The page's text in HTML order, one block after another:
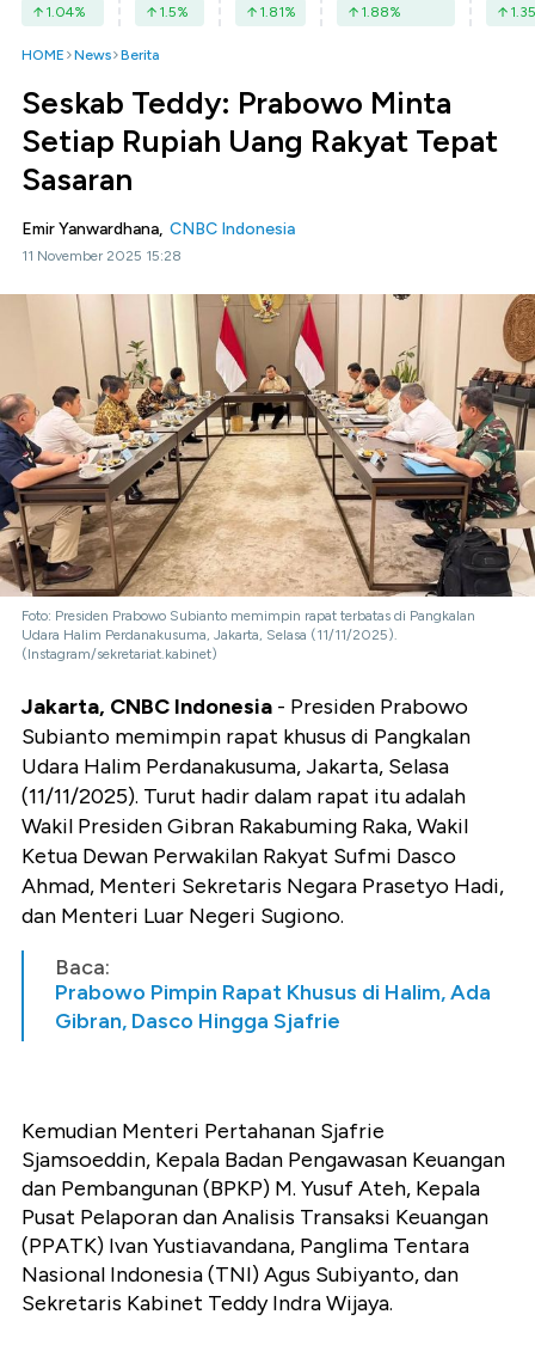
1.04% 1.5% 1.81% 1.88% 1.35
HOME News Berita
Seskab Teddy: Prabowo Minta
Setiap Rupiah Uang Rakyat Tepat
Sasaran
Emir Yanwardhana, CNBC Indonesia
11 November 2025 15:28
Foto: Presiden Prabowo Subianto memimpin rapat terbatas di Pangkalan
Udara Halim Perdanakusuma, Jakarta, Selasa (11/11/2025).
(Instagram/sekretariat.kabinet)
Jakarta, CNBC Indonesia - Presiden Prabowo
Subianto memimpin rapat khusus di Pangkalan
Udara Halim Perdanakusuma, Jakarta, Selasa
(11/11/2025). Turut hadir dalam rapat itu adalah
Wakil Presiden Gibran Rakabuming Raka, Wakil
Ketua Dewan Perwakilan Rakyat Sufmi Dasco
Ahmad, Menteri Sekretaris Negara Prasetyo Hadi,
dan Menteri Luar Negeri Sugiono.
Baca:
Prabowo Pimpin Rapat Khusus di Halim, Ada
Gibran, Dasco Hingga Sjafrie
Kemudian Menteri Pertahanan Sjafrie
Sjamsoeddin, Kepala Badan Pengawasan Keuangan
dan Pembangunan (BPKP) M. Yusuf Ateh, Kepala
Pusat Pelaporan dan Analisis Transaksi Keuangan
(PPATK) Ivan Yustiavandana, Panglima Tentara
Nasional Indonesia (TNI) Agus Subiyanto, dan
Sekretaris Kabinet Teddy Indra Wijaya.